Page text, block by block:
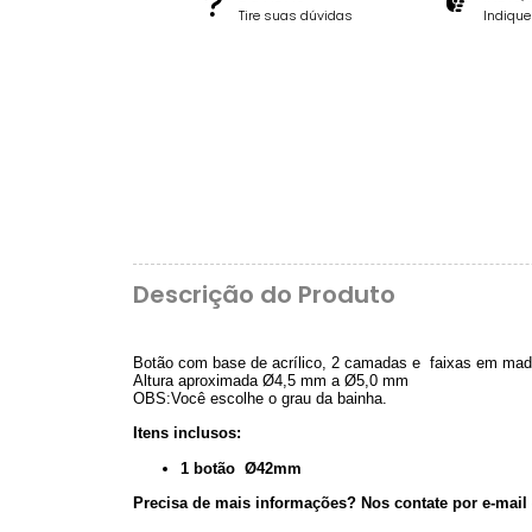
Tire suas dúvidas
Descrição do Produto
Botão com base de acrílico, 2 camadas e faixas em
Altura aproximada Ø4,5 mm a Ø5,0 mm
OBS:Você escolhe o grau da bainha.
Itens inclusos:
1 botão Ø42mm
Precisa de mais informações? Nos contate por e-